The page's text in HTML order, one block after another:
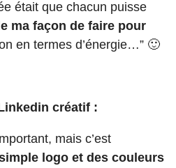
était que chacun puisse
ma façon de faire pour
en termes d’énergie…” 🙂
créatif :
mais c’est
logo et des couleurs